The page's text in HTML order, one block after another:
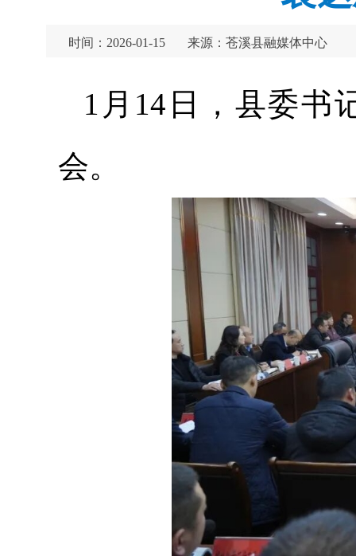
时间：2026-01-15 来源：苍溪县融媒体中心
1月14日，县委书
会。